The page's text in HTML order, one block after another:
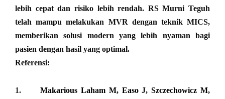
lebih cepat dan risiko lebih rendah. RS Murni Teguh
telah mampu melakukan MVR dengan teknik MICS,
memberikan solusi modern yang lebih nyaman bagi
pasien dengan hasil yang optimal.
Referensi:
1.
Makarious Laham M, Easo J, Szczechowicz M,